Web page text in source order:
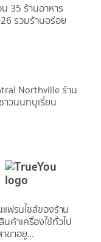
35 ร้านอาหาร
รวมร้านอร่อย
Northville ร้าน
าวนนทบุเรี่ยน
แฟรนไชส์ของร้าน
ค้าเครื่องใช้ทั่วไป
ขาอยู...